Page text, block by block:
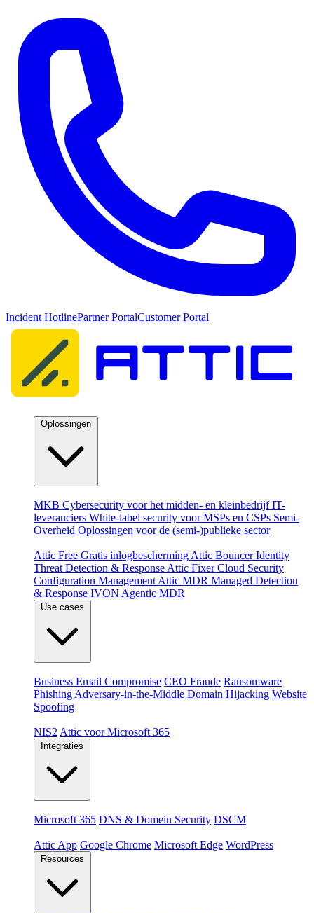
Incident HotlinePartner PortalCustomer Portal
MKB Cybersecurity voor het midden- en kleinbedrijf IT-
leveranciers White-label security voor MSPs en CSPs Semi-
Overheid Oplossingen voor de (semi-)publieke sector
Attic Free Gratis inlogbescherming Attic Bouncer Identity
Threat Detection & Response Attic Fixer Cloud Security
Configuration Management Attic MDR Managed Detection
& Response IVON Agentic MDR
Business Email Compromise CEO Fraude Ransomware
Phishing Adversary-in-the-Middle Domain Hijacking Website
Spoofing
NIS2 Attic voor Microsoft 365
Microsoft 365 DNS & Domein Security DSCM
Attic App Google Chrome Microsoft Edge WordPress